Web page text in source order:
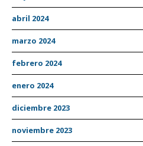
abril 2024
marzo 2024
febrero 2024
enero 2024
diciembre 2023
noviembre 2023